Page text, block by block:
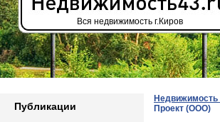
Вся недвижимость г.Киров
Публикации
Недвижимость
Проект (ООО)